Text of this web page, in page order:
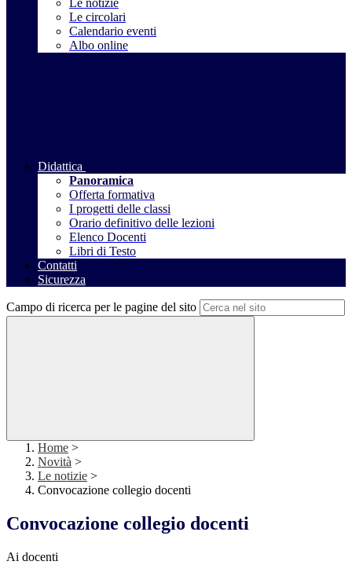
Le notizie
Le circolari
Calendario eventi
Albo online
Didattica
Panoramica
Offerta formativa
I progetti delle classi
Orario definitivo delle lezioni
Elenco Docenti
Libri di Testo
Contatti
Sicurezza
Campo di ricerca per le pagine del sito
Home >
Novità >
Le notizie >
Convocazione collegio docenti
Convocazione collegio docenti
Ai docenti